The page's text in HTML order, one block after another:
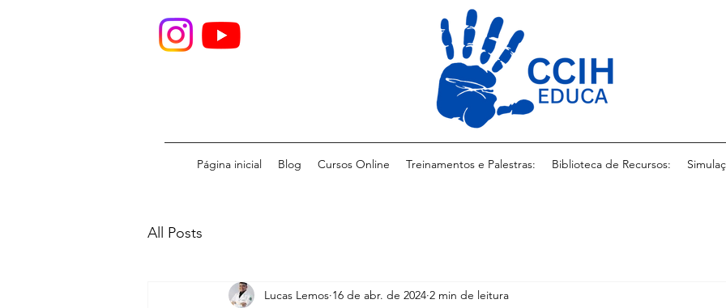
Página inicial Blog Cursos Online Treinamentos e Palestras: Biblioteca de Recursos:
All Posts
Lucas Lemos 16 de abr. de 2024 2 min de leitura